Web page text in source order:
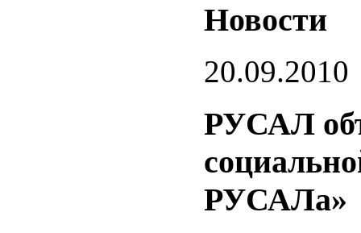
Новости
20.09.2010
РУСАЛ
РУСАЛа»